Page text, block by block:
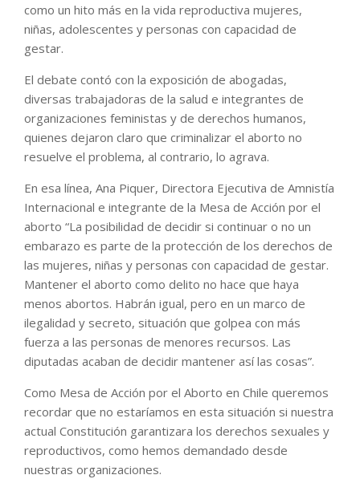
como un hito más en la vida reproductiva mujeres,
niñas, adolescentes y personas con capacidad de
gestar.
El debate contó con la exposición de abogadas,
diversas trabajadoras de la salud e integrantes de
organizaciones feministas y de derechos humanos,
quienes dejaron claro que criminalizar el aborto no
resuelve el problema, al contrario, lo agrava.
En esa línea, Ana Piquer, Directora Ejecutiva de Amnistía
Internacional e integrante de la Mesa de Acción por el
aborto “La posibilidad de decidir si continuar o no un
embarazo es parte de la protección de los derechos de
las mujeres, niñas y personas con capacidad de gestar.
Mantener el aborto como delito no hace que haya
menos abortos. Habrán igual, pero en un marco de
ilegalidad y secreto, situación que golpea con más
fuerza a las personas de menores recursos. Las
diputadas acaban de decidir mantener así las cosas”.
Como Mesa de Acción por el Aborto en Chile queremos
recordar que no estaríamos en esta situación si nuestra
actual Constitución garantizara los derechos sexuales y
reproductivos, como hemos demandado desde
nuestras organizaciones.